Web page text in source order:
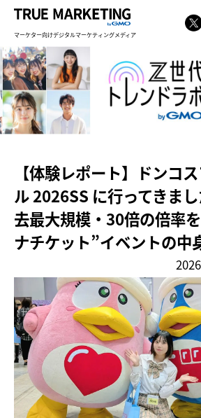
マーケター向けデジタルマーケティングメディア
【体験レポート】ドンコ
ル 2026SS に行ってき
去最大規模・30倍の倍率
ナチケット”イベントの中